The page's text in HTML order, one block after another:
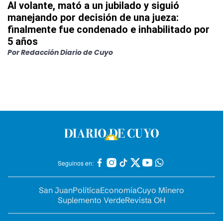
Al volante, mató a un jubilado y siguió
manejando por decisión de una jueza:
finalmente fue condenado e inhabilitado por
5 años
PorRedacción Diario de Cuyo
Seguinos en:
San JuanPolíticaEconomíaCuyo Minero
Suplemento VerdeRevista OH